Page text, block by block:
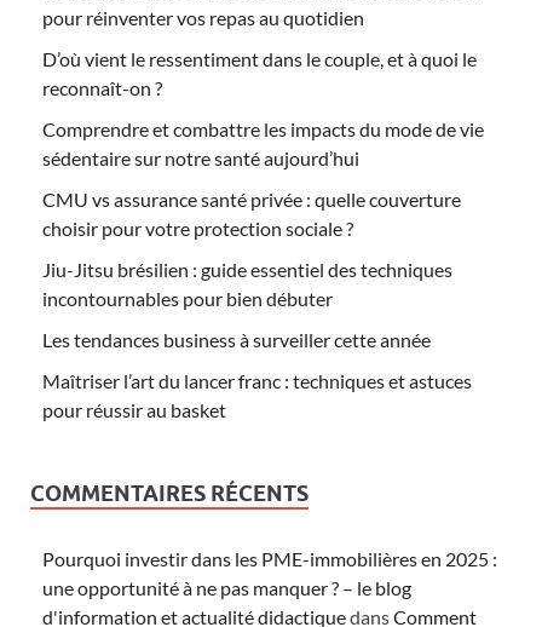
pour réinventer vos repas au quotidien
D’où vient le ressentiment dans le couple, et à quoi le
reconnaît-on ?
Comprendre et combattre les impacts du mode de vie
sédentaire sur notre santé aujourd’hui
CMU vs assurance santé privée : quelle couverture
choisir pour votre protection sociale ?
Jiu-Jitsu brésilien : guide essentiel des techniques
incontournables pour bien débuter
Les tendances business à surveiller cette année
Maîtriser l’art du lancer franc : techniques et astuces
pour réussir au basket
COMMENTAIRES RÉCENTS
Pourquoi investir dans les PME-immobilières en 2025 :
une opportunité à ne pas manquer ? – le blog
d'information et actualité didactiquedansComment